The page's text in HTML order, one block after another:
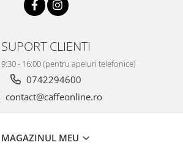
SUPORT CLIENTI
- 16:00 (pentru apeluri telefonice)
0742294600
contact@caffeonline.ro
MAGAZINUL MEU